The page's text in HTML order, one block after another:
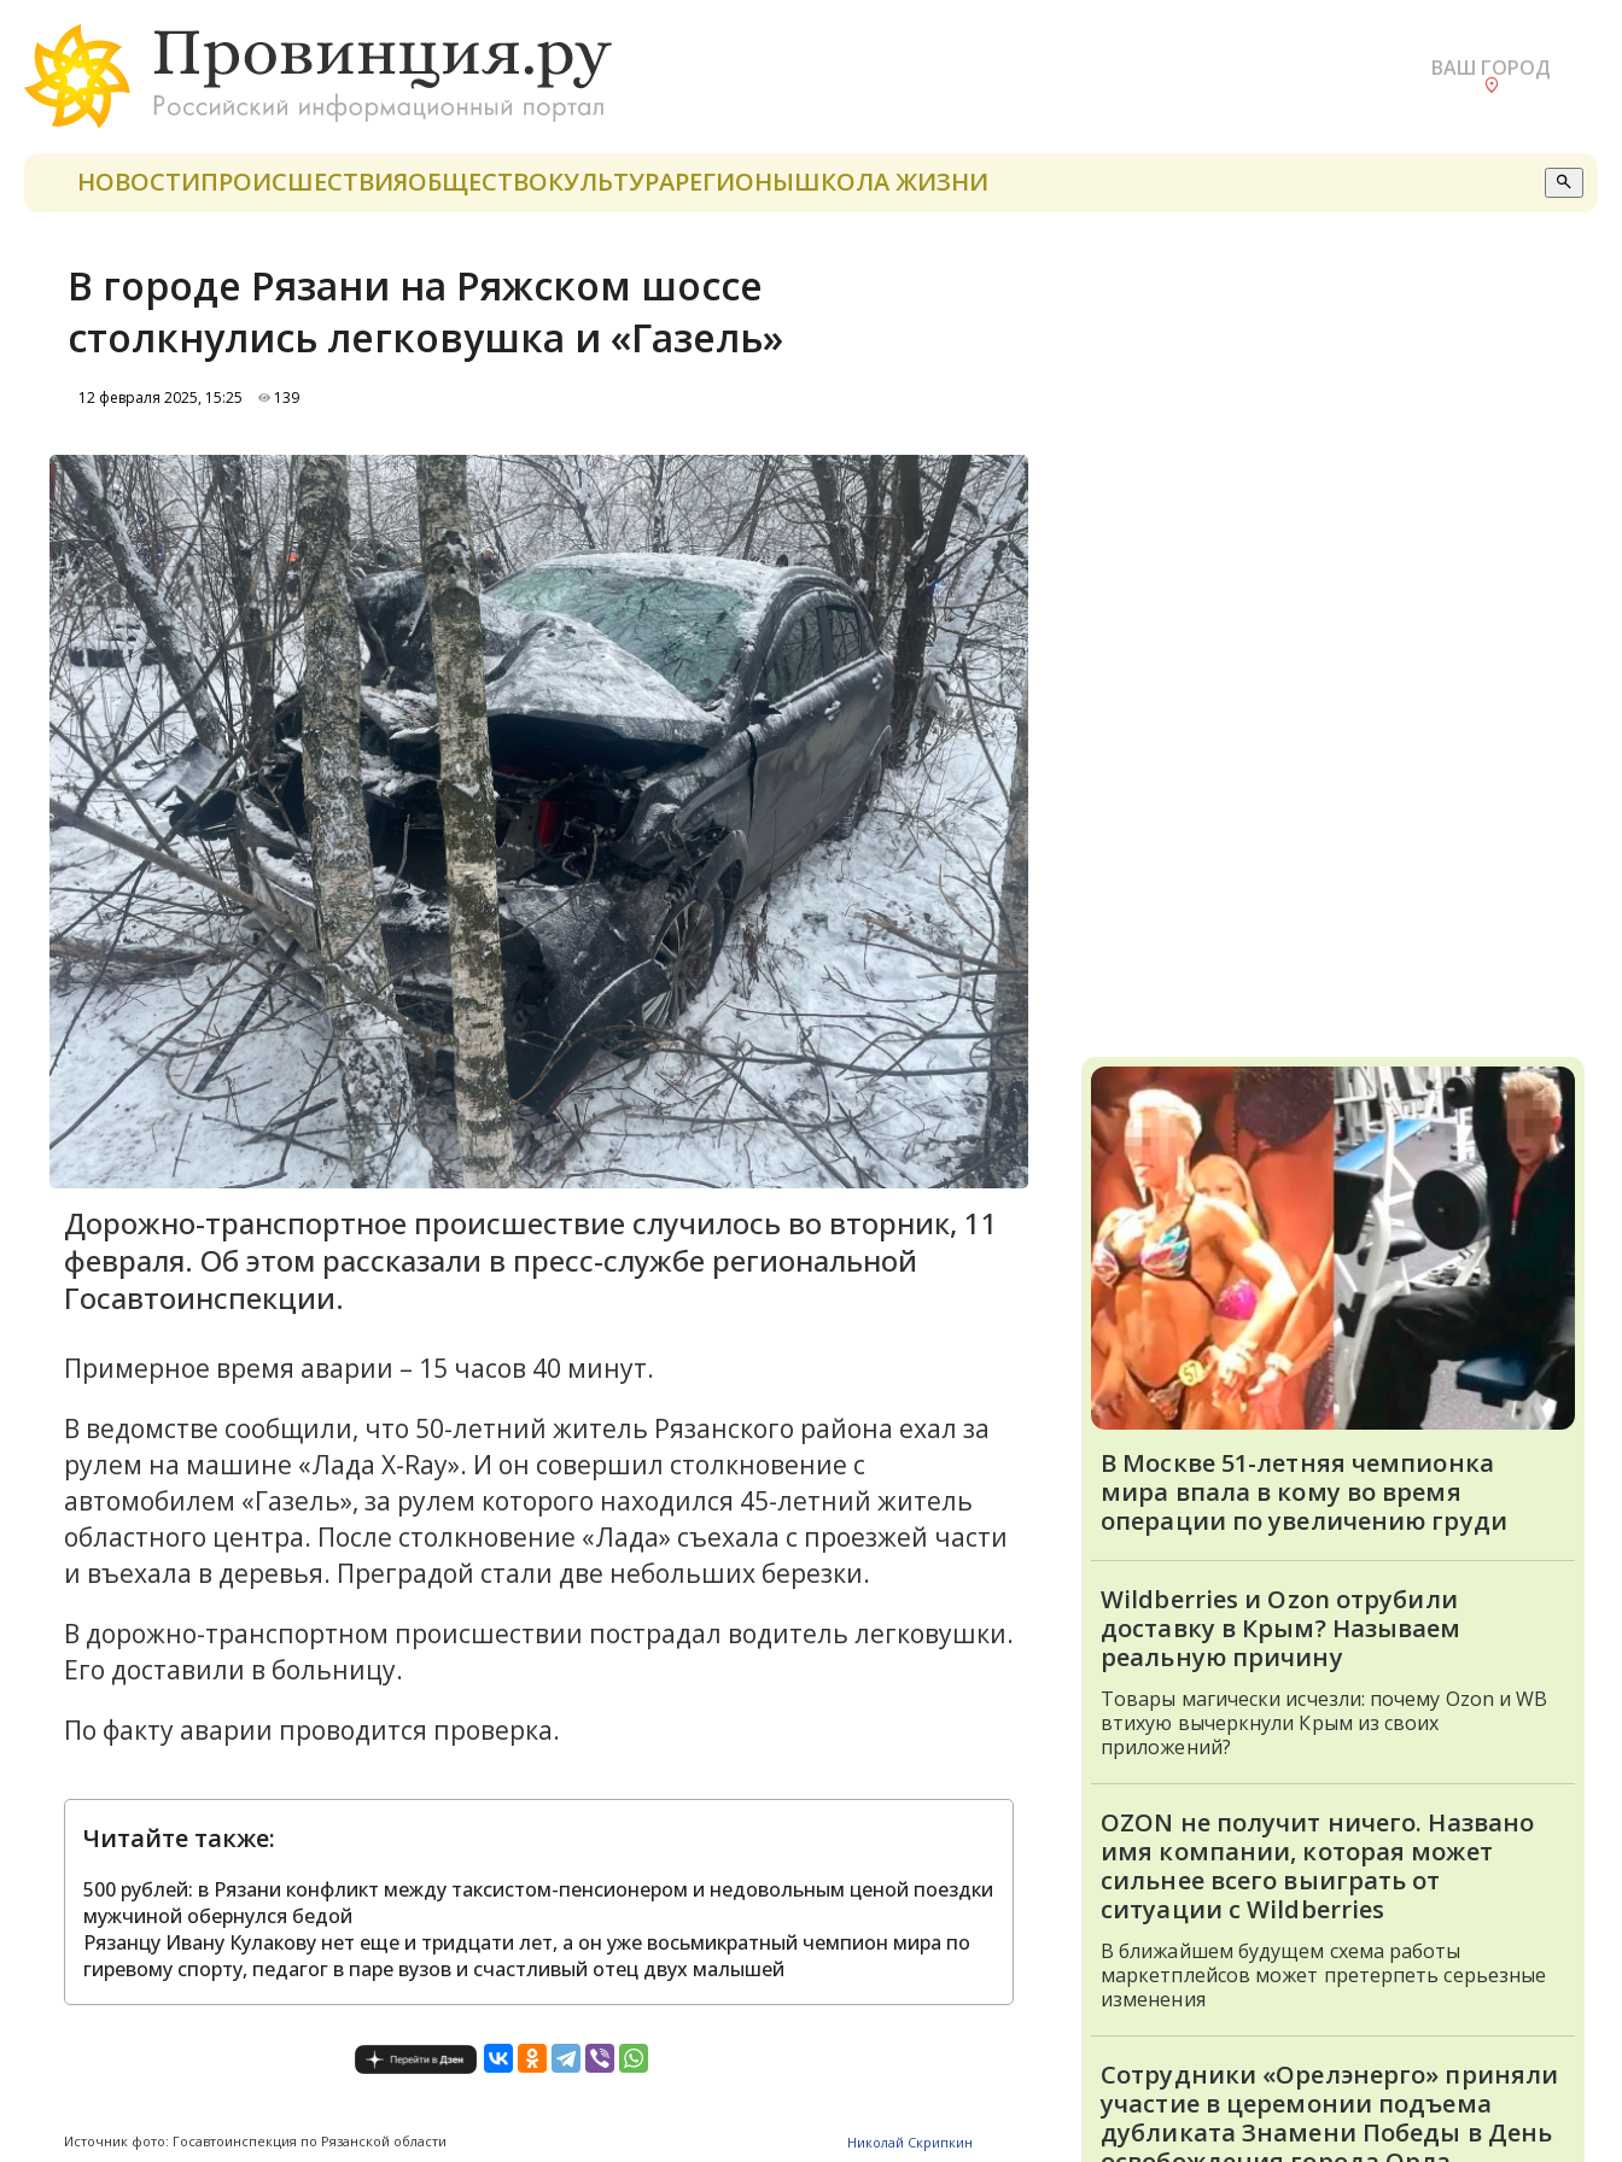
ВАШ ГОРОД
НОВОСТИПРОИСШЕСТВИЯОБЩЕСТВОКУЛЬТУРАРЕГИОНЫШКОЛА ЖИЗНИ
В городе Рязани на Ряжском шоссе
столкнулись легковушка и «Газель»
12 февраля 2025, 15:25 139
Дорожно-транспортное происшествие случилось во вторник, 11
февраля. Об этом рассказали в пресс-службе региональной
Госавтоинспекции.
Примерное время аварии – 15 часов 40 минут.
В ведомстве сообщили, что 50-летний житель Рязанского района ехал за
рулем на машине «Лада Х-Ray». И он совершил столкновение с
автомобилем «Газель», за рулем которого находился 45-летний житель
областного центра. После столкновение «Лада» съехала с проезжей части
и въехала в деревья. Преградой стали две небольших березки.
В дорожно-транспортном происшествии пострадал водитель легковушки.
Его доставили в больницу.
По факту аварии проводится проверка.
Читайте также:
500 рублей: в Рязани конфликт между таксистом-пенсионером и недовольным ценой поездки
мужчиной обернулся бедой
Рязанцу Ивану Кулакову нет еще и тридцати лет, а он уже восьмикратный чемпион мира по
гиревому спорту, педагог в паре вузов и счастливый отец двух малышей
Источник фото: Госавтоинспекция по Рязанской области Николай Скрипкин
В Москве 51-летняя чемпионка
мира впала в кому во время
операции по увеличению груди
Wildberries и Ozon отрубили
доставку в Крым? Называем
реальную причину
Товары магически исчезли: почему Ozon и WB
втихую вычеркнули Крым из своих
приложений?
OZON не получит ничего. Названо
имя компании, которая может
сильнее всего выиграть от
ситуации с Wildberries
В ближайшем будущем схема работы
маркетплейсов может претерпеть серьезные
изменения
Сотрудники «Орелэнерго» приняли
участие в церемонии подъема
дубликата Знамени Победы в День